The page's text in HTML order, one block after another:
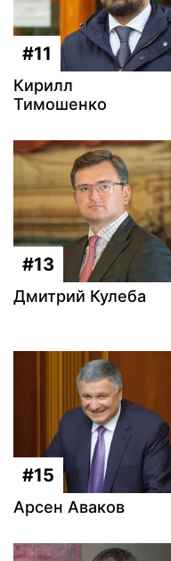
#11
Кирилл
Тимошенко
#13
Дмитрий Кулеба
#15
Арсен Аваков